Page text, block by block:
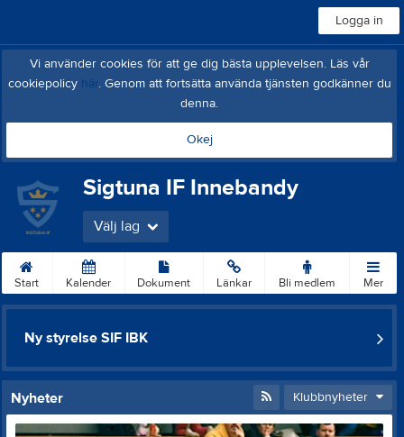
Logga in
Vi använder cookies för att ge dig bästa upplevelsen. Läs vår
cookiepolicy här. Genom att fortsätta använda tjänsten godkänner du
denna.
Okej
Sigtuna IF Innebandy
Välj lag
Start Kalender Dokument Länkar Bli medlem Mer
Ny styrelse SIF IBK
Nyheter Klubbnyheter